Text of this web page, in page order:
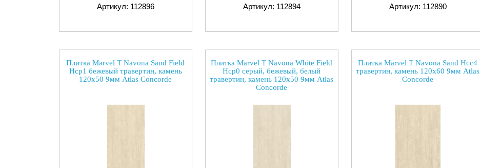
Артикул: 112896 Артикул: 112894 Артикул: 112890
Плитка Marvel T Navona Sand Field
Hcp1 бежевый травертин, камень
120x50 9мм Atlas Concorde
Плитка Marvel T Navona White Field
Hcp0 серый, бежевый, белый
травертин, камень 120x50 9мм Atlas
Concorde
Плитка Marvel T Navona Sand Hcc4
травертин, камень 120x60 9мм Atlas
Concorde